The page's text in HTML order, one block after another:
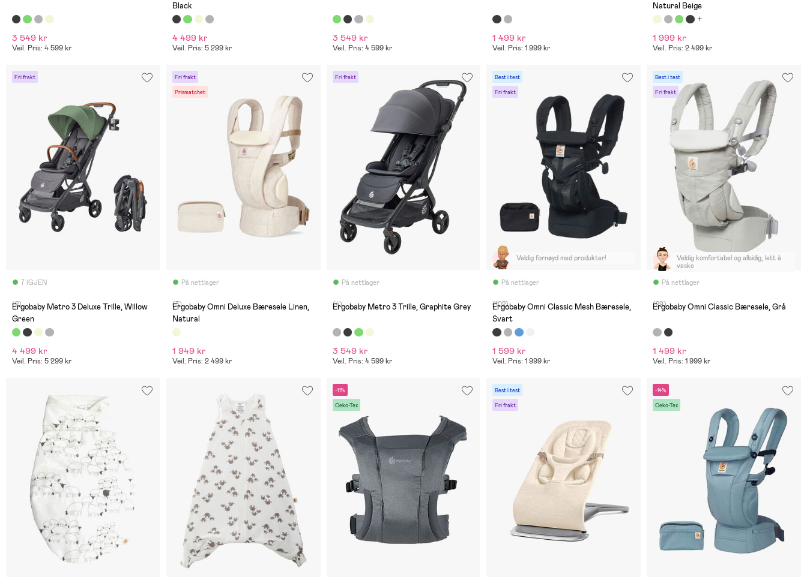
3 549 kr
Veil. Pris: 4 599 kr
Black
4 499 kr
Veil. Pris: 5 299 kr
3 549 kr
Veil. Pris: 4 599 kr
1 499 kr
Veil. Pris: 1 999 kr
Natural Beige
1 999 kr
Veil. Pris: 2 499 kr
Fri frakt
7 IGJEN
(2)
Ergobaby Metro 3 Deluxe Trille, Willow
Green
4 499 kr
Veil. Pris: 5 299 kr
Fri frakt
Prismatchet
På nettlager
(3)
Ergobaby Omni Deluxe Bæresele Linen,
Natural
1 949 kr
Veil. Pris: 2 499 kr
Fri frakt
På nettlager
(4)
Ergobaby Metro 3 Trille, Graphite Grey
3 549 kr
Veil. Pris: 4 599 kr
Best i test
Fri frakt
På nettlager
Veldig fornøyd med produkter!
(102)
Ergobaby Omni Classic Mesh Bæresele,
Svart
1 599 kr
Veil. Pris: 1 999 kr
Best i test
Fri frakt
På nettlager
Veldig komfortabel og allsidig, lett å
vaske
(29)
Ergobaby Omni Classic Bæresele, Grå
1 499 kr
Veil. Pris: 1 999 kr
-11%
Oeko-Tex
Best i test
Fri frakt
-14%
Oeko-Tex